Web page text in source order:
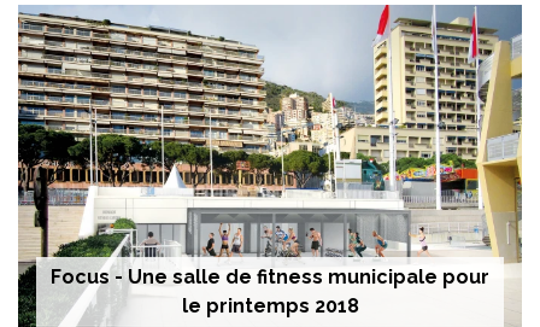
Focus - Une salle de fitness municipale pour
le printemps 2018